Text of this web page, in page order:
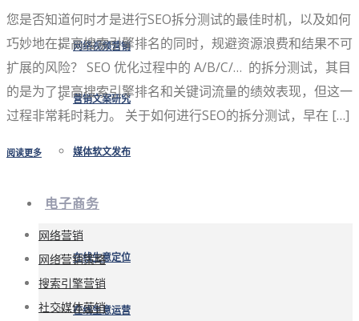
网络视频营销
营销文案研究
媒体软文发布
电子商务
在线生意定位
在线生意运营
您是否知道何时才是进行SEO拆分测试的最佳时机，以及如何
巧妙地在提高搜索引擎排名的同时，规避资源浪费和结果不可
扩展的风险？ SEO 优化过程中的 A/B/C/… 的拆分测试，其目
的是为了提高搜索引擎排名和关键词流量的绩效表现，但这一
过程非常耗时耗力。 关于如何进行SEO的拆分测试，早在 […]
阅读更多
网络营销
网络营销策略
搜索引擎营销
社交媒体营销